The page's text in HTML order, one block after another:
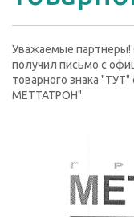
Уважаемые
получил письмо с
товарного знака
МЕТТАТРОН".